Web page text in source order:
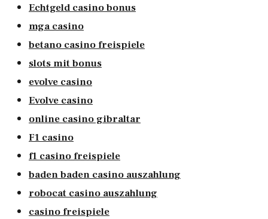
Echtgeld casino bonus
mga casino
betano casino freispiele
slots mit bonus
evolve casino
Evolve casino
online casino gibraltar
F1 casino
f1 casino freispiele
baden baden casino auszahlung
robocat casino auszahlung
casino freispiele